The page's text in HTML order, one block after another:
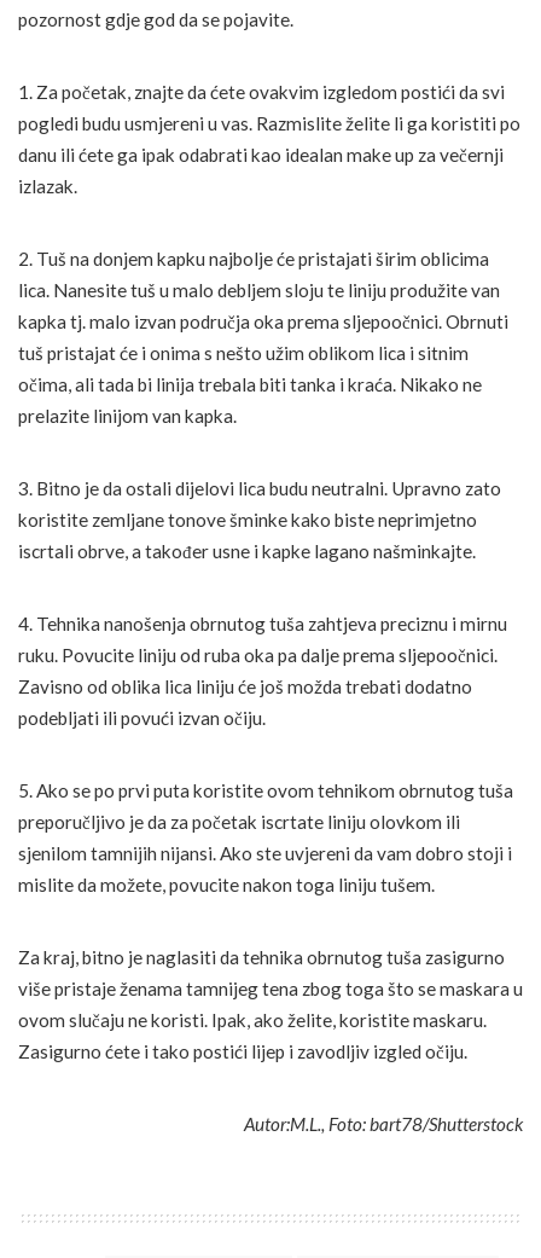
pozornost gdje god da se pojavite.
1. Za početak, znajte da ćete ovakvim izgledom postići da svi
pogledi budu usmjereni u vas. Razmislite želite li ga koristiti po
danu ili ćete ga ipak odabrati kao idealan make up za večernji
izlazak.
2. Tuš na donjem kapku najbolje će pristajati širim oblicima
lica. Nanesite tuš u malo debljem sloju te liniju produžite van
kapka tj. malo izvan područja oka prema sljepoočnici. Obrnuti
tuš pristajat će i onima s nešto užim oblikom lica i sitnim
očima, ali tada bi linija trebala biti tanka i kraća. Nikako ne
prelazite linijom van kapka.
3. Bitno je da ostali dijelovi lica budu neutralni. Upravno zato
koristite zemljane tonove šminke kako biste neprimjetno
iscrtali obrve, a također usne i kapke lagano našminkajte.
4. Tehnika nanošenja obrnutog tuša zahtjeva preciznu i mirnu
ruku. Povucite liniju od ruba oka pa dalje prema sljepoočnici.
Zavisno od oblika lica liniju će još možda trebati dodatno
podebljati ili povući izvan očiju.
5. Ako se po prvi puta koristite ovom tehnikom obrnutog tuša
preporučljivo je da za početak iscrtate liniju olovkom ili
sjenilom tamnijih nijansi. Ako ste uvjereni da vam dobro stoji i
mislite da možete, povucite nakon toga liniju tušem.
Za kraj, bitno je naglasiti da tehnika obrnutog tuša zasigurno
više pristaje ženama tamnijeg tena zbog toga što se maskara u
ovom slučaju ne koristi. Ipak, ako želite, koristite maskaru.
Zasigurno ćete i tako postići lijep i zavodljiv izgled očiju.
Autor:M.L., Foto: bart78/Shutterstock